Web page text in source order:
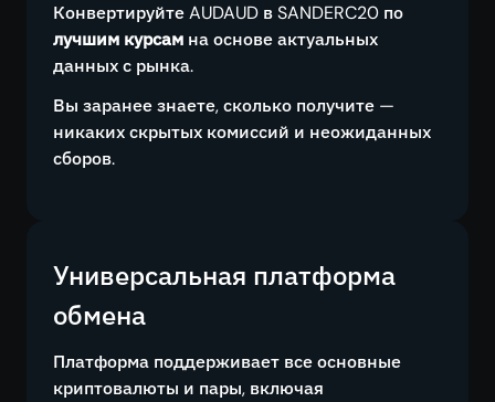
Конвертируйте AUDAUD в SANDERC20 по
лучшим курсам на основе актуальных
данных с рынка.
Вы заранее знаете, сколько получите —
никаких скрытых комиссий и неожиданных
сборов.
Универсальная платформа
обмена
Платформа поддерживает все основные
криптовалюты и пары, включая